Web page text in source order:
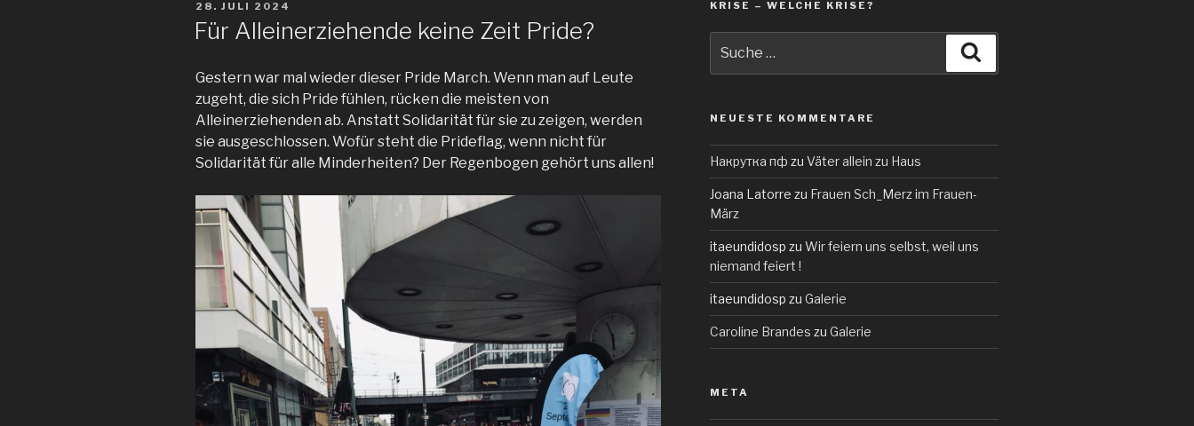
VERÖFFENTLICHT
28. JULI 2024
Für Alleinerziehende keine Zeit Pride?
Gestern war mal wieder dieser Pride March. Wenn man auf Leute
zugeht, die sich Pride fühlen, rücken die meisten von
Alleinerziehenden ab. Anstatt Solidarität für sie zu zeigen, werden
sie ausgeschlossen. Wofür steht die Prideflag, wenn nicht für
Solidarität für alle Minderheiten? Der Regenbogen gehört uns allen!
KRISE – WELCHE KRISE?
nach:
NEUESTE KOMMENTARE
Накрутка пф zu Väter allein zu Haus
Joana Latorre zu Frauen Sch_Merz im Frauen-
März
itaeundidosp zu Wir feiern uns selbst, weil uns
niemand feiert !
itaeundidosp zu Galerie
Caroline Brandes zu Galerie
META